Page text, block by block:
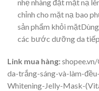
nhẹ nhàng đặt mặt nạ
chỉnh cho mặt nạ bao
sản phẩm khỏi
các bước dưỡng da
Link mua hàng:
da-trắng-sáng-và-làm-
Whitening-Jelly-Mask-